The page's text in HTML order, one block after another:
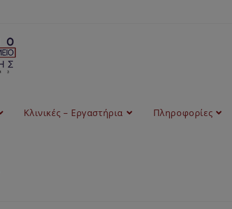
Κλινικές – Εργαστήρια Πληροφορίες